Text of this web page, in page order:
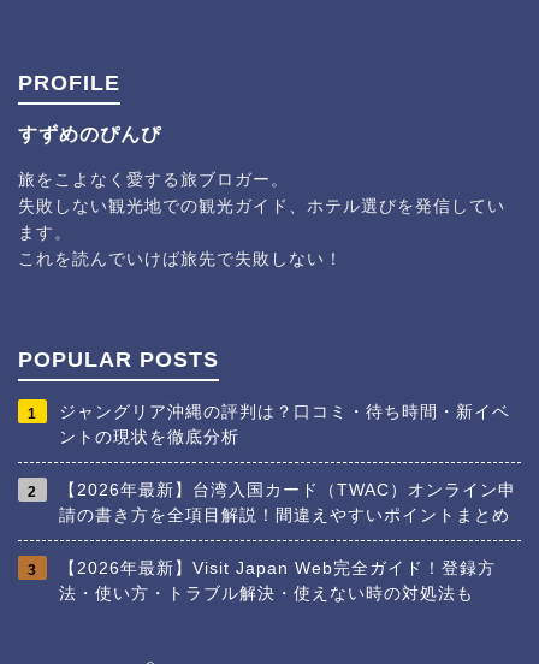
PROFILE
すずめのぴんぴ
旅をこよなく愛する旅ブロガー。
失敗しない観光地での観光ガイド、ホテル選びを発信してい
ます。
これを読んでいけば旅先で失敗しない！
POPULAR POSTS
1
ジャングリア沖縄の評判は？口コミ・待ち時間・新イベ
ントの現状を徹底分析
2
【2026年最新】台湾入国カード（TWAC）オンライン申
請の書き方を全項目解説！間違えやすいポイントまとめ
3
【2026年最新】Visit Japan Web完全ガイド！登録方
法・使い方・トラブル解決・使えない時の対処法も